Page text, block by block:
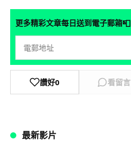
更多精彩文章每日送到電子郵箱📮
讚好0 看留言
最新影片